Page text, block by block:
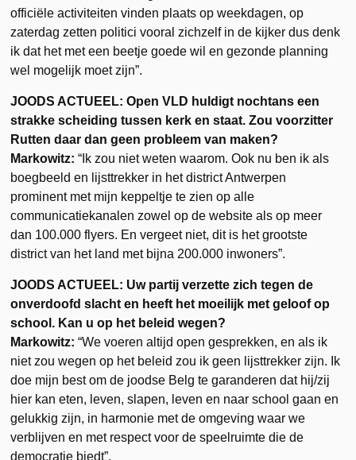
officiële activiteiten vinden plaats op weekdagen, op
zaterdag zetten politici vooral zichzelf in de kijker dus denk
ik dat het met een beetje goede wil en gezonde planning
wel mogelijk moet zijn”.
JOODS ACTUEEL: Open VLD huldigt nochtans een
strakke scheiding tussen kerk en staat. Zou voorzitter
Rutten daar dan geen probleem van maken?
Markowitz: “Ik zou niet weten waarom. Ook nu ben ik als
boegbeeld en lijsttrekker in het district Antwerpen
prominent met mijn keppeltje te zien op alle
communicatiekanalen zowel op de website als op meer
dan 100.000 flyers. En vergeet niet, dit is het grootste
district van het land met bijna 200.000 inwoners”.
JOODS ACTUEEL: Uw partij verzette zich tegen de
onverdoofd slacht en heeft het moeilijk met geloof op
school. Kan u op het beleid wegen?
Markowitz: “We voeren altijd open gesprekken, en als ik
niet zou wegen op het beleid zou ik geen lijsttrekker zijn. Ik
doe mijn best om de joodse Belg te garanderen dat hij/zij
hier kan eten, leven, slapen, leven en naar school gaan en
gelukkig zijn, in harmonie met de omgeving waar we
verblijven en met respect voor de speelruimte die de
democratie biedt”.